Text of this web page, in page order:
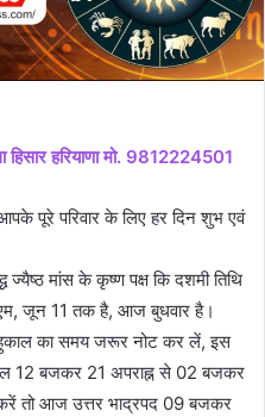
हिसार हरियाणा मो. 9812224501
पूरे परिवार के लिए हर दिन शुभ एवं
मांस के कृष्ण पक्ष कि दशमी तिथि
जून 11 तक है, आज बुधवार है।
का समय जरूर नोट कर लें, इस
12 बजकर 21 अपराह्न से 02 बजकर
करें तो आज उत्तर भाद्रपद 09 बजकर